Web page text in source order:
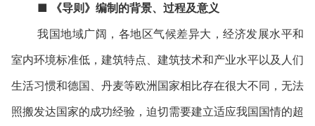
■
《导则》编制的背景、过程及意义
我国地域广阔，各地区气候差异大，经济发展水平和
室内环境标准低，建筑特点、建筑技术和产业水平以及人们
生活习惯和德国、丹麦等欧洲国家相比存在很大不同，无法
照搬发达国家的成功经验，迫切需要建立适应我国国情的超